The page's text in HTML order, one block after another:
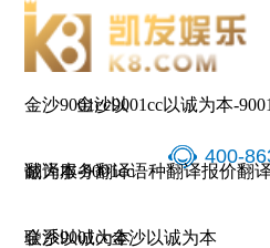
400-
金沙9001cc以
诚为本-9001cc
金沙以诚为本
金沙9001cc以诚为本-
翻译服务翻译语种翻译报价翻
联系9001cc金沙以诚为本